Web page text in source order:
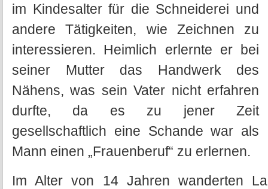
im Kindesalter für die Schneiderei und
andere Tätigkeiten, wie Zeichnen zu
interessieren. Heimlich erlernte er bei
seiner Mutter das Handwerk des
Nähens, was sein Vater nicht erfahren
durfte, da es zu jener Zeit
gesellschaftlich eine Schande war als
Mann einen „Frauenberuf“ zu erlernen.
Im Alter von 14 Jahren wanderten